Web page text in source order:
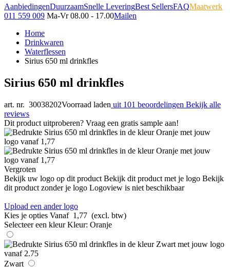
AanbiedingenDuurzaamSnelle LeveringBest SellersFAQMaatwerk
011 559 009 Ma-Vr 08.00 - 17.00Mailen
Home
Drinkwaren
Waterflessen
Sirius 650 ml drinkfles
Sirius 650 ml drinkfles
art. nr. 30038202Voorraad laden uit 101 beoordelingen Bekijk alle
reviews
Dit product uitproberen? Vraag een gratis sample aan!
Vergroten
Bekijk uw logo op dit product Bekijk dit product met je logo Bekijk
dit product zonder je logo Logoview is niet beschikbaar
Upload een ander logo
Kies je opties Vanaf 1,77 (excl. btw)
Selecteer een kleur Kleur: Oranje
Zwart